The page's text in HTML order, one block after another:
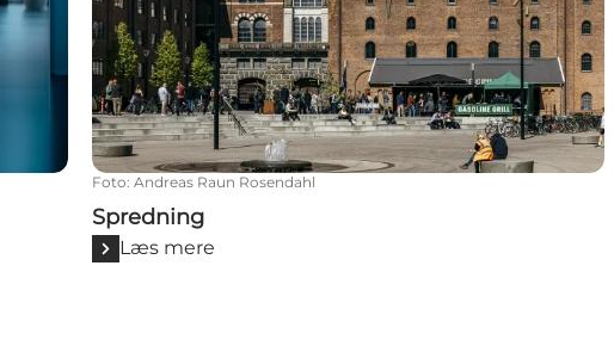
Foto: Andreas Raun Rosendahl
Spredning
Læs mere